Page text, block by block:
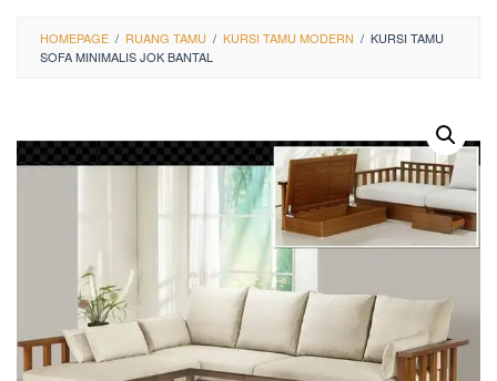
HOMEPAGE / RUANG TAMU / KURSI TAMU MODERN / KURSI TAMU
SOFA MINIMALIS JOK BANTAL